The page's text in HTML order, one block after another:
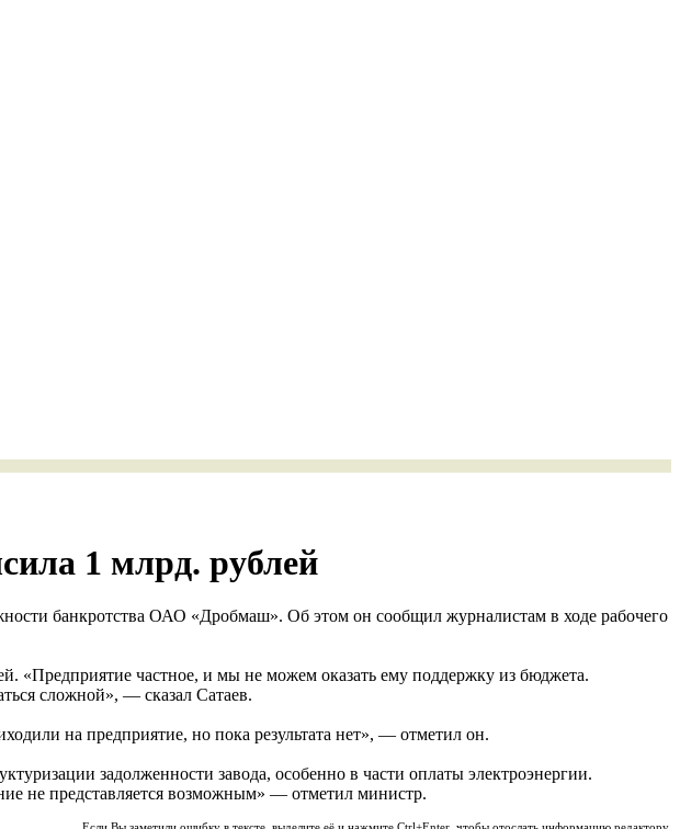
1 млрд. рублей
банкротства ОАО «Дробмаш». Об этом он сообщил журналистам в ходе рабочего
«Предприятие частное, и мы не можем оказать ему поддержку из бюджета.
сложной», — сказал Сатаев.
на предприятие, но пока результата нет», — отметил он.
задолженности завода, особенно в части оплаты электроэнергии.
не представляется возможным» — отметил министр.